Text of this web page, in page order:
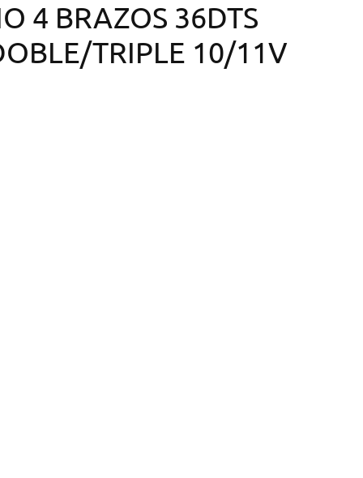
4 BRAZOS 36DTS
TRIPLE 10/11V